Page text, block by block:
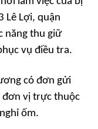
Lê Lợi, quận
năng thu giữ
vụ điều tra.
có đơn gửi
đơn vị trực thuộc
ốm.